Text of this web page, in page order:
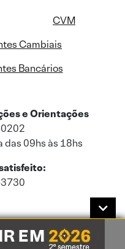
CVM
Cambiais
Bancários
e Orientações
das 09hs às 18hs
acordo com a nossaPolítica de
de Privacidade.